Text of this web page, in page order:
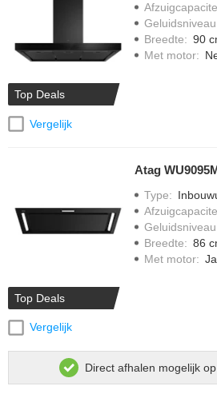
Top Deals
Vergelijk
Geluidsniveau
Breedte: 90
Met motor:
Top Deals
Vergelijk
Atag
Type:
Geluidsniveau
Breedte: 86
Met motor: Ja
Direct afhalen mogelijk